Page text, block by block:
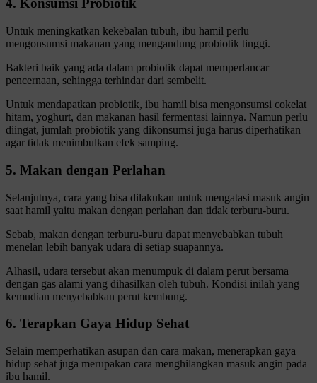
4. Konsumsi Probiotik
Untuk meningkatkan kekebalan tubuh, ibu hamil perlu
mengonsumsi makanan yang mengandung probiotik tinggi.
Bakteri baik yang ada dalam probiotik dapat memperlancar
pencernaan, sehingga terhindar dari sembelit.
Untuk mendapatkan probiotik, ibu hamil bisa mengonsumsi cokelat
hitam, yoghurt, dan makanan hasil fermentasi lainnya. Namun perlu
diingat, jumlah probiotik yang dikonsumsi juga harus diperhatikan
agar tidak menimbulkan efek samping.
5. Makan dengan Perlahan
Selanjutnya, cara yang bisa dilakukan untuk mengatasi masuk angin
saat hamil yaitu makan dengan perlahan dan tidak terburu-buru.
Sebab, makan dengan terburu-buru dapat menyebabkan tubuh
menelan lebih banyak udara di setiap suapannya.
Alhasil, udara tersebut akan menumpuk di dalam perut bersama
dengan gas alami yang dihasilkan oleh tubuh. Kondisi inilah yang
kemudian menyebabkan perut kembung.
6. Terapkan Gaya Hidup Sehat
Selain memperhatikan asupan dan cara makan, menerapkan gaya
hidup sehat juga merupakan cara menghilangkan masuk angin pada
ibu hamil.